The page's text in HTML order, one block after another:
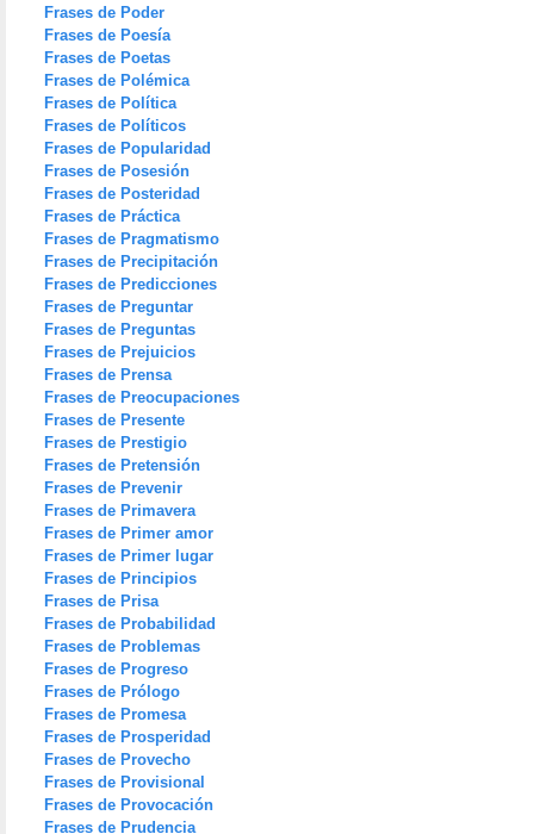
Frases de Poder
Frases de Poesía
Frases de Poetas
Frases de Polémica
Frases de Política
Frases de Políticos
Frases de Popularidad
Frases de Posesión
Frases de Posteridad
Frases de Práctica
Frases de Pragmatismo
Frases de Precipitación
Frases de Predicciones
Frases de Preguntar
Frases de Preguntas
Frases de Prejuicios
Frases de Prensa
Frases de Preocupaciones
Frases de Presente
Frases de Prestigio
Frases de Pretensión
Frases de Prevenir
Frases de Primavera
Frases de Primer amor
Frases de Primer lugar
Frases de Principios
Frases de Prisa
Frases de Probabilidad
Frases de Problemas
Frases de Progreso
Frases de Prólogo
Frases de Promesa
Frases de Prosperidad
Frases de Provecho
Frases de Provisional
Frases de Provocación
Frases de Prudencia